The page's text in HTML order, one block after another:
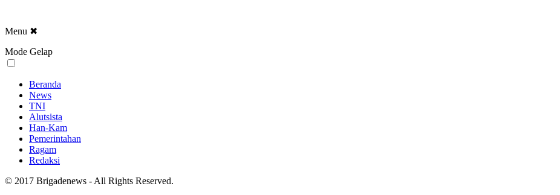
Menu ✖
Mode Gelap
Beranda
News
TNI
Alutsista
Han-Kam
Pemerintahan
Ragam
Redaksi
© 2017 Brigadenews - All Rights Reserved.